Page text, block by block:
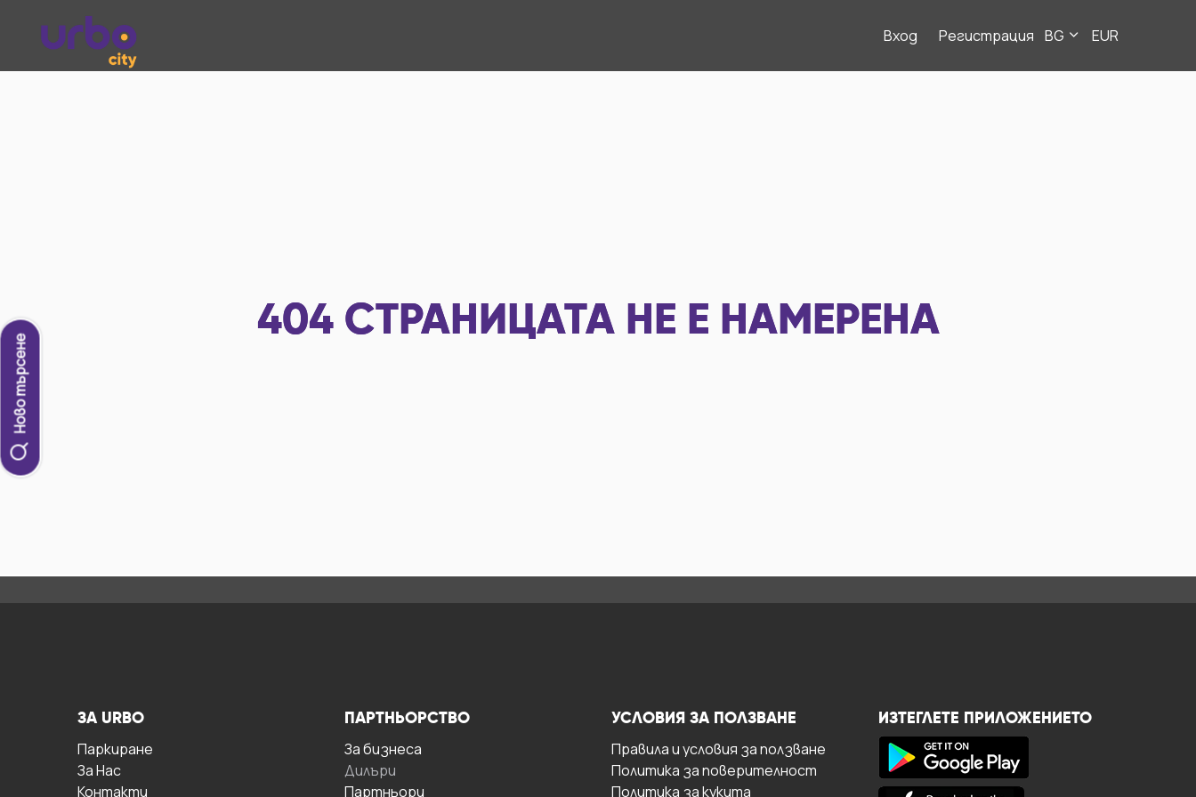
Вход Регистрация BG EUR
Ново търсене
404 СТРАНИЦАТА НЕ Е НАМЕРЕНА
ЗА URBO
Паркиране
За Hас
Контакти
ПАРТНЬОРСТВО
За бизнесa
Дилъри
Партньори
УСЛОВИЯ ЗА ПОЛЗВАНЕ
Правила и условия за ползване
Политика за поверителност
Политика за кукита
ИЗТЕГЛЕТЕ ПРИЛОЖЕНИЕТО